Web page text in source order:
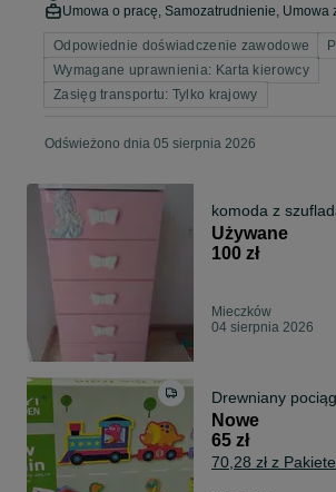
Umowa o pracę, Samozatrudnienie, Umowa
Odpowiednie doświadczenie zawodowe
Wymagane uprawnienia: Karta kierowcy
Zasięg transportu: Tylko krajowy
Odświeżono dnia 05 sierpnia 2026
komoda z
Używane
100 zł
Mieczków
04 sierpnia 2026
Drewniany
Nowe
65 zł
70,28 zł z